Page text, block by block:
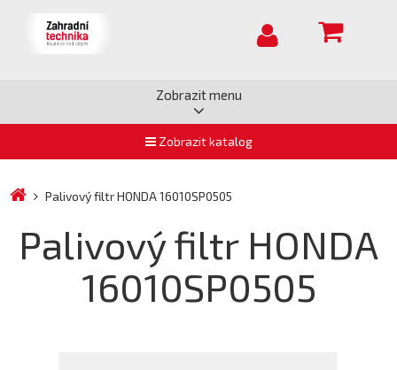
Zobrazit menu
Zobrazit katalog
Palivový filtr HONDA 16010SP0505
Palivový filtr HONDA
16010SP0505